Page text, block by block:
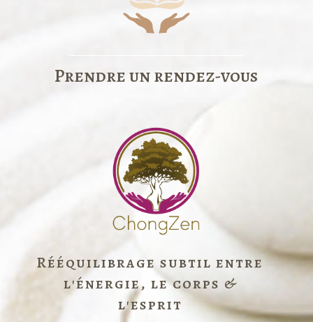
Prendre un rendez-vous
Rééquilibrage subtil entre
l'énergie, le corps &
l'esprit